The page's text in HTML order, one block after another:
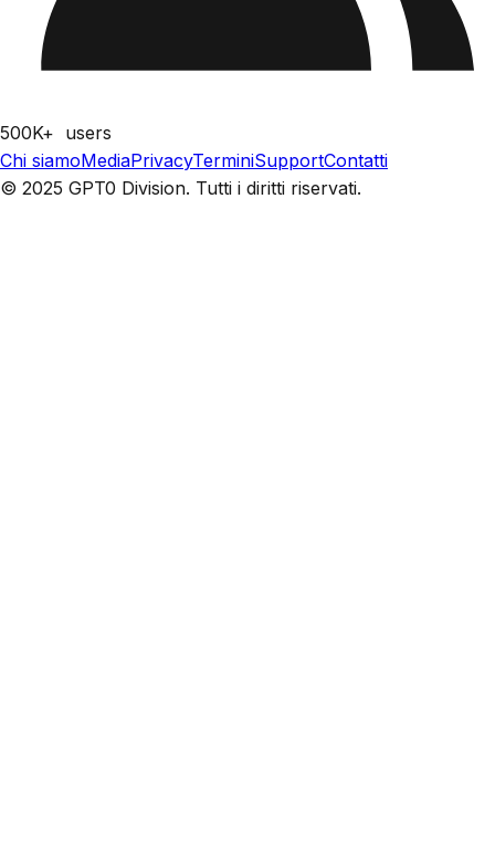
500K+ users
Chi siamoMediaPrivacyTerminiSupportContatti
© 2025 GPT0 Division. Tutti i diritti riservati.